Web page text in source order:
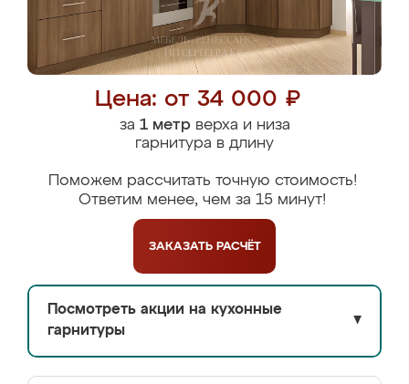
Цена: от 34 000 ₽
за 1 метрверха и низа
гарнитура в длину
Поможем рассчитать точную стоимость!
Ответим менее, чем за 15 минут!
ЗАКАЗАТЬ РАСЧЁТ
Посмотреть акции на кухонные
гарнитуры
▼